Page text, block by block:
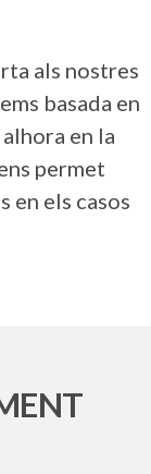
als nostres
basada en
en la
permet
en els casos